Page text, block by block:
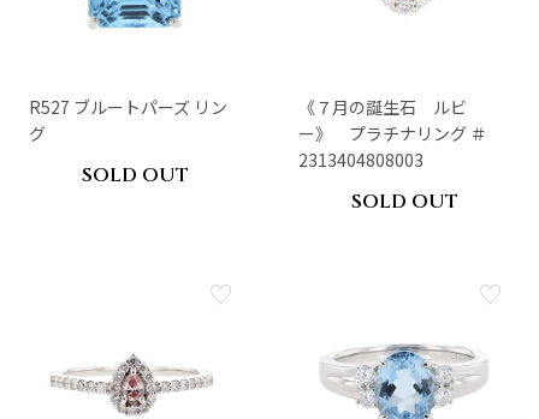
R527 ブルートパーズ リン
グ
SOLD OUT
《７月の誕生石 ルビ
ー》 プラチナリング ＃
2313404808003
SOLD OUT